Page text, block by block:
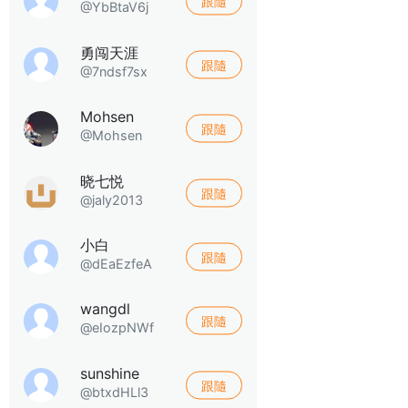
@YbBtaV6j
勇闯天涯
@7ndsf7sx 跟隨
Mohsen
@Mohsen 跟隨
晓七悦
@jaly2013 跟隨
小白
@dEaEzfeA 跟隨
wangdl
@eIozpNWf 跟隨
sunshine
@btxdHLl3 跟隨